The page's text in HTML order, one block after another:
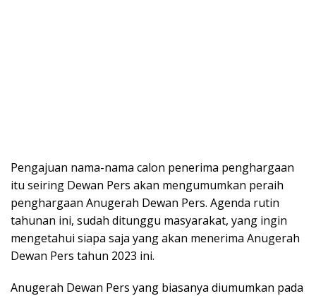
Pengajuan nama-nama calon penerima penghargaan
itu seiring Dewan Pers akan mengumumkan peraih
penghargaan Anugerah Dewan Pers. Agenda rutin
tahunan ini, sudah ditunggu masyarakat, yang ingin
mengetahui siapa saja yang akan menerima Anugerah
Dewan Pers tahun 2023 ini.
Anugerah Dewan Pers yang biasanya diumumkan pada